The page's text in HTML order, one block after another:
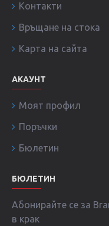
Контакти
Връщане на стока
Карта на сайта
АКАУНТ
Моят профил
Поръчки
Бюлетин
БЮЛЕТИН
Абонирайте се за
в крак